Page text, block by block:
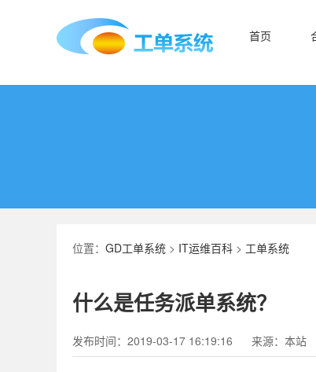
首页
位置： GD工单系统 > IT运维百科 > 工单系统
什么是任务派单系统？
发布时间：2019-03-17 16:19:16 来源：本站